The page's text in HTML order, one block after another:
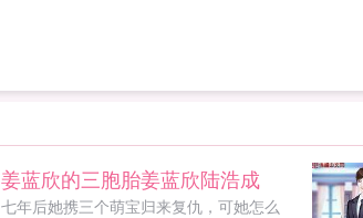
姜蓝欣的三胞胎姜蓝欣陆浩成
七年后她携三个萌宝归来复仇，可她怎么